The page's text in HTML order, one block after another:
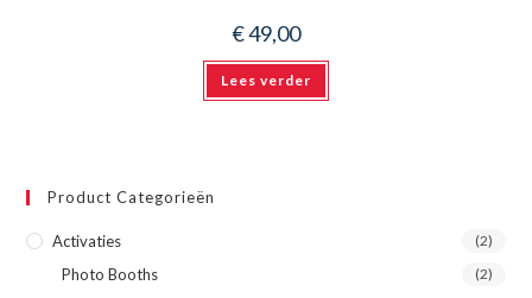
€49,00
Lees verder
Product Categorieën
Activaties (2)
Photo Booths (2)